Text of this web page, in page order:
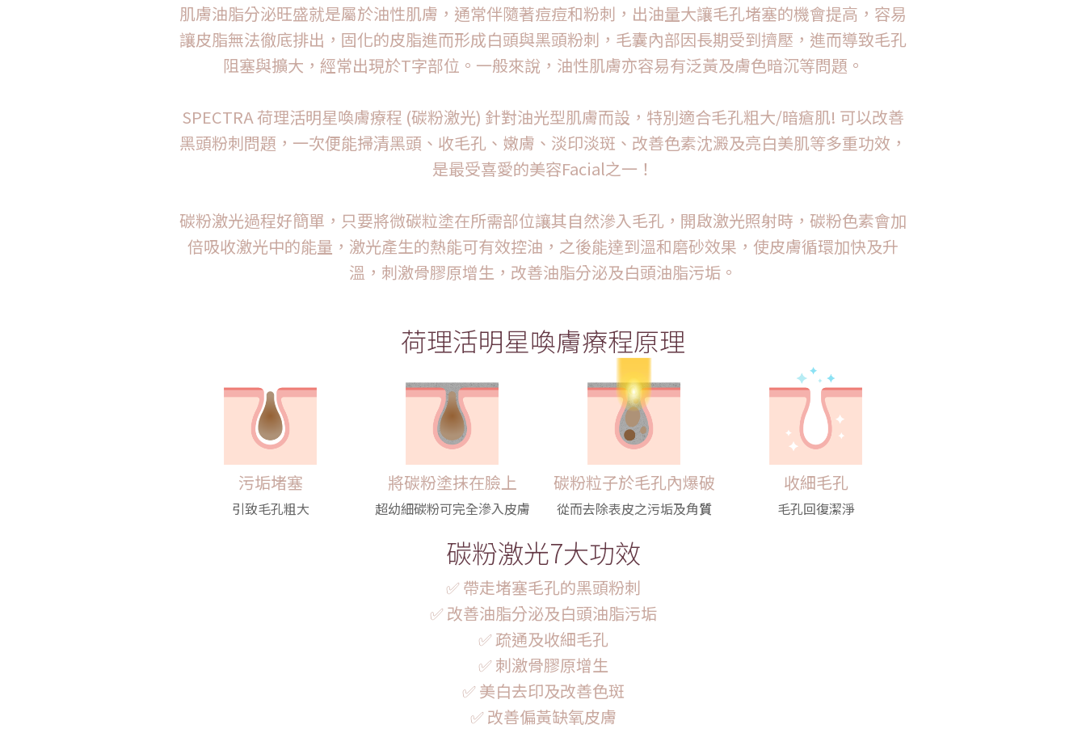
肌膚油脂分泌旺盛就是屬於油性肌膚，通常伴隨著痘痘和粉刺，出油量大讓毛孔堵塞的機會提高，容易
讓皮脂無法徹底排出，固化的皮脂進而形成白頭與黑頭粉刺，毛囊內部因長期受到擠壓，進而導致毛孔
阻塞與擴大，經常出現於T字部位。一般來說，油性肌膚亦容易有泛黃及膚色暗沉等問題。
SPECTRA 荷理活明星喚膚療程 (碳粉激光) 針對油光型肌膚而設，特別適合毛孔粗大/暗瘡肌! 可以改善
黑頭粉刺問題，一次便能掃清黑頭、收毛孔、嫩膚、淡印淡斑、改善色素沈澱及亮白美肌等多重功效，
是最受喜愛的美容Facial之一！
碳粉激光過程好簡單，只要將微碳粒塗在所需部位讓其自然滲入毛孔，開啟激光照射時，碳粉色素會加
倍吸收激光中的能量，激光產生的熱能可有效控油，之後能達到溫和磨砂效果，使皮膚循環加快及升
溫，刺激骨膠原增生，改善油脂分泌及白頭油脂污垢。
荷理活明星喚膚療程原理
污垢堵塞
引致毛孔粗大
將碳粉塗抹在臉上
超幼細碳粉可完全滲入皮膚
碳粉粒子於毛孔內爆破
從而去除表皮之污垢及角質
收細毛孔
毛孔回復潔淨
碳粉激光7大功效
✅ 帶走堵塞毛孔的黑頭粉刺
✅ 改善油脂分泌及白頭油脂污垢
✅ 疏通及收細毛孔
✅ 刺激骨膠原增生
✅ 美白去印及改善色斑
✅ 改善偏黃缺氧皮膚